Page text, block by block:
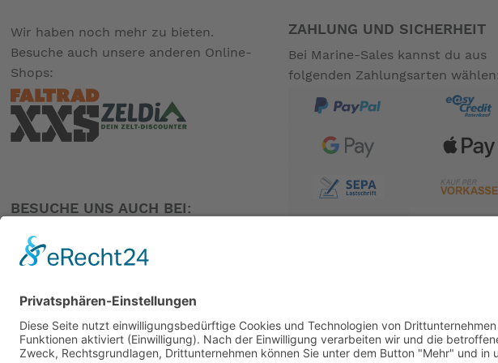
Golf 275 HV Alu (TN 13996)
Mit aluminisierter Schultzhülle aus Nomex®-Gewebe. Sie schützt den
Golf 275 HV blau (TN 14010)
Mit blauer Schutzhülle aus reißfestem Nylon®-Gewebe.
An- und Ablegen
Das An- und Ablegen der Rettungsweste ist durch den patentierten
Wir haben noch mehr zu bieten.
Besuche auch unsere anderen Online-
Shops:
BESUCHE UNS AUCH BEI:
ZAHLUNG UND SICHERHEIT
Bei Marine-Sales kannst du aus
folgenden Zahlungsarten wählen: